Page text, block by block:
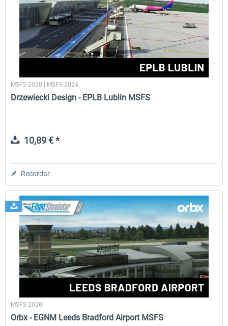
MSFS 2020 | MSFS 2024
Drzewiecki Design - EPLB Lublin MSFS
10,89 € *
Recordar
MSFS 2020
Orbx - EGNM Leeds Bradford Airport MSFS